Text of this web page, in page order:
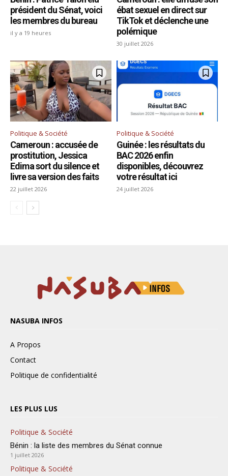
NASUBA INFOS
A Propos
Contact
Politique de confidentialité
LES PLUS LUS
Politique & Société
Bénin : la liste des membres du Sénat connue
1 juillet 2026
Politique & Société